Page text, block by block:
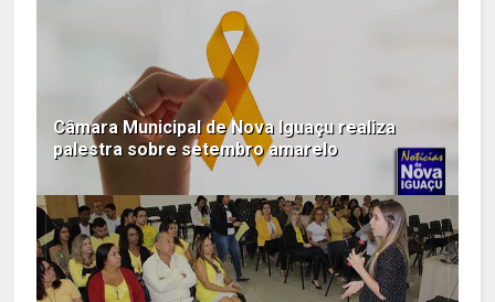
Câmara Municipal de Nova Iguaçu realiza
palestra sobre setembro amarelo